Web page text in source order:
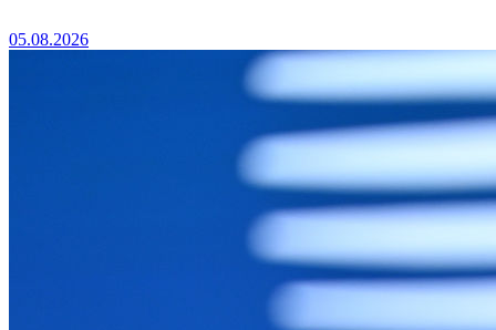
05.08.2026